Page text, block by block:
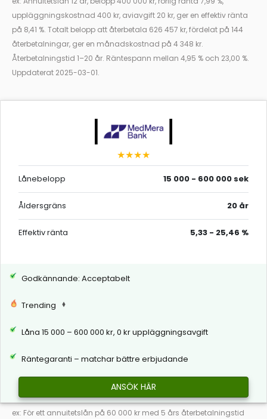
uppläggningskostnad 400 kr, aviavgift 20 kr, ger en effektiv ränta
på 8,41 %. Totalt belopp att återbetala 626 457 kr, fördelat på 144
återbetalningar, ger en månadskostnad på 4 348 kr.
Återbetalningstid 1–20 år. Räntespann mellan 4,95 % och 23,00 %.
Uppdaterat 2025-03-01.
★★★★
Lånebelopp 15 000 - 600 000 sek
Åldersgräns 20 år
Effektiv ränta 5,33 - 25,46 %
Godkännande: Acceptabelt
Trending
Låna 15 000 – 600 000 kr, 0 kr uppläggningsavgift
Räntegaranti – matchar bättre erbjudande
ANSÖK HÄR
ex: För ett annuitetslån på 60 000 kr med 5 års återbetalningstid